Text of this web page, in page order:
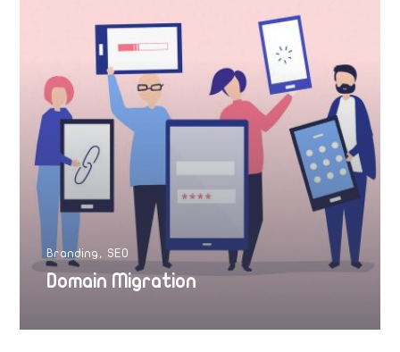
Domain Migration
Branding SEO